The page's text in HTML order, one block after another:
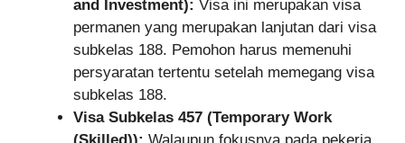
and Investment): Visa ini merupakan visa
permanen yang merupakan lanjutan dari visa
subkelas 188. Pemohon harus memenuhi
persyaratan tertentu setelah memegang visa
subkelas 188.
Visa Subkelas 457 (Temporary Work